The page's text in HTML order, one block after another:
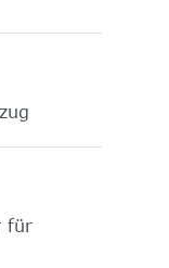
für